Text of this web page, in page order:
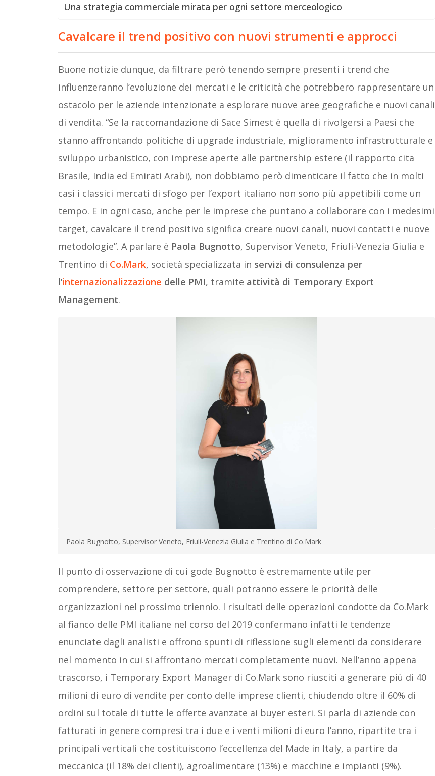
Una strategia commerciale mirata per ogni settore merceologico
Cavalcare il trend positivo con nuovi strumenti e approcci
Buone notizie dunque, da filtrare però tenendo sempre presenti i trend che
influenzeranno l’evoluzione dei mercati e le criticità che potrebbero rappresentare un
ostacolo per le aziende intenzionate a esplorare nuove aree geografiche e nuovi canali
di vendita. “Se la raccomandazione di Sace Simest è quella di rivolgersi a Paesi che
stanno affrontando politiche di upgrade industriale, miglioramento infrastrutturale e
sviluppo urbanistico, con imprese aperte alle partnership estere (il rapporto cita
Brasile, India ed Emirati Arabi), non dobbiamo però dimenticare il fatto che in molti
casi i classici mercati di sfogo per l’export italiano non sono più appetibili come un
tempo. E in ogni caso, anche per le imprese che puntano a collaborare con i medesimi
target, cavalcare il trend positivo significa creare nuovi canali, nuovi contatti e nuove
metodologie”. A parlare è Paola Bugnotto, Supervisor Veneto, Friuli-Venezia Giulia e
Trentino di Co.Mark, società specializzata in servizi di consulenza per
l’internazionalizzazione delle PMI, tramite attività di Temporary Export
Management.
Paola Bugnotto, Supervisor Veneto, Friuli-Venezia Giulia e Trentino di Co.Mark
Il punto di osservazione di cui gode Bugnotto è estremamente utile per
comprendere, settore per settore, quali potranno essere le priorità delle
organizzazioni nel prossimo triennio. I risultati delle operazioni condotte da Co.Mark
al fianco delle PMI italiane nel corso del 2019 confermano infatti le tendenze
enunciate dagli analisti e offrono spunti di riflessione sugli elementi da considerare
nel momento in cui si affrontano mercati completamente nuovi. Nell’anno appena
trascorso, i Temporary Export Manager di Co.Mark sono riusciti a generare più di 40
milioni di euro di vendite per conto delle imprese clienti, chiudendo oltre il 60% di
ordini sul totale di tutte le offerte avanzate ai buyer esteri. Si parla di aziende con
fatturati in genere compresi tra i due e i venti milioni di euro l’anno, ripartite tra i
principali verticali che costituiscono l’eccellenza del Made in Italy, a partire da
meccanica (il 18% dei clienti), agroalimentare (13%) e macchine e impianti (9%).